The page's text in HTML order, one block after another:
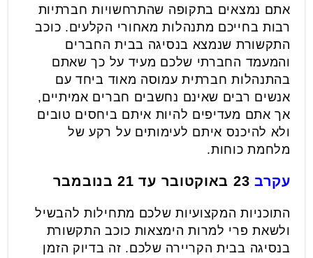
אתם נמצאים בתקופה שהתרחשויות חברתיות
רבות בחייכם מתנהלות מאחורי הקלעים. כוכב
התקשורת שנמצא בנסיגה בבית החברים
והמעמד החברתי שלכם מעיד על כך שאתם
בהתנהלות חברתית עמוסה מאוד ביחד עם
אנשים רבים שאינם נחשבים חברים אמיתיים,
אך אתם מעדיפים להיות איתם ביחסים טובים
ולא להיכנס איתם לעימותים על רקע של
מלחמת כוחות.
עקרב
התוכניות המקצועיות שלכם מתחילות להבשיל
ולשאת פרי למרות הימצאות כוכב התקשורת
בנסיגה בבית הקריירה שלכם. זה בדיוק הזמן